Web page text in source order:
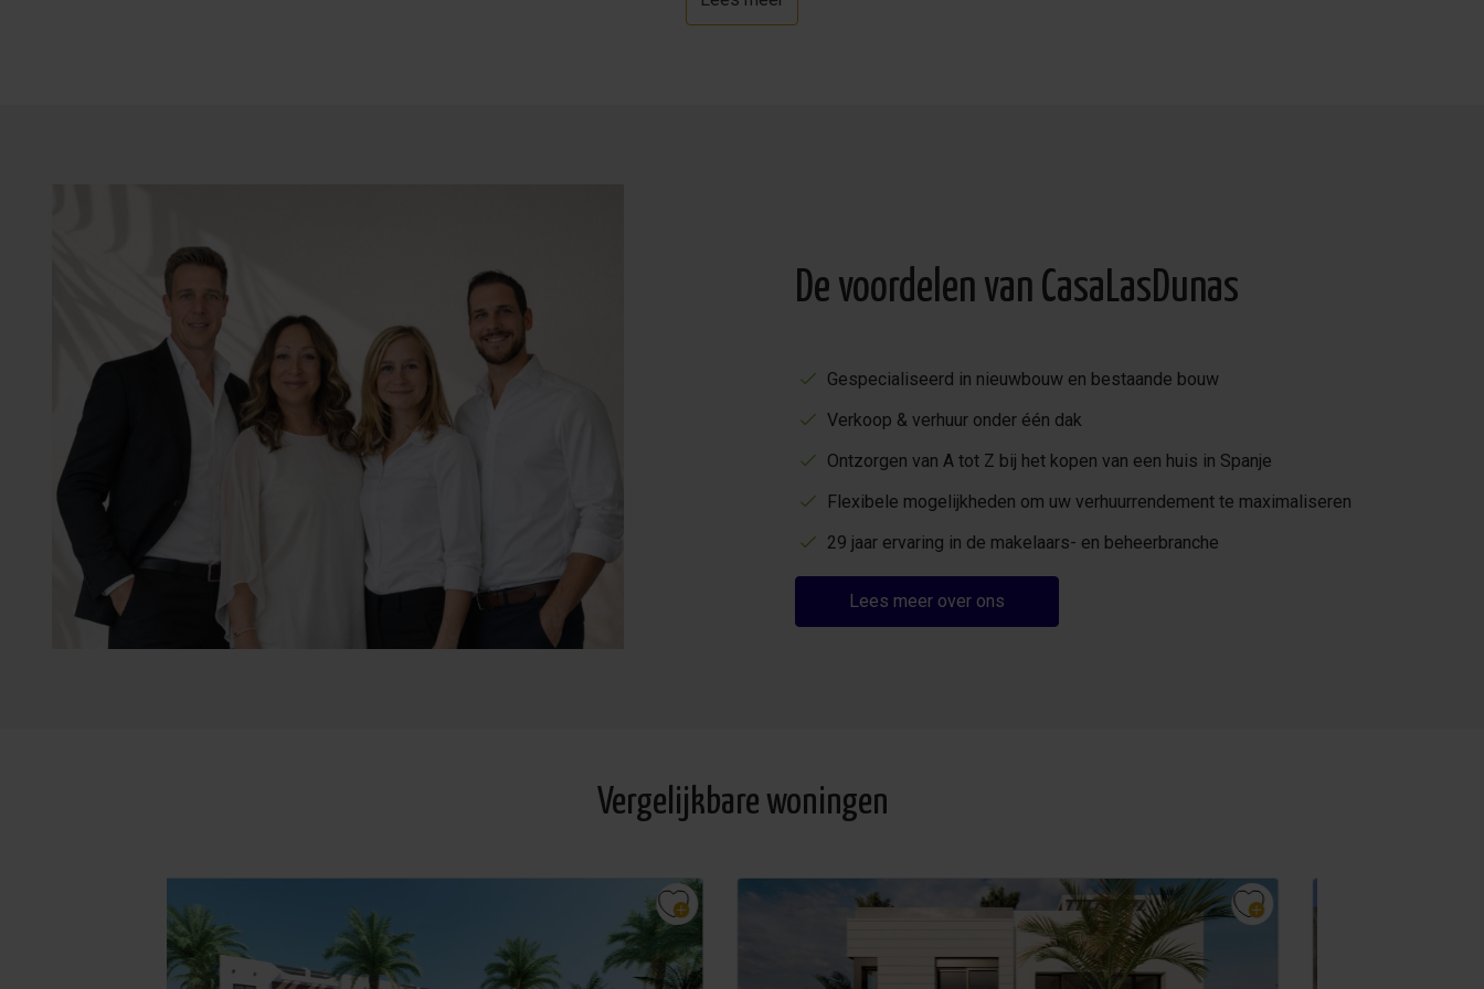
De voordelen van CasaLasDunas
Gespecialiseerd in nieuwbouw en bestaande bouw
Verkoop & verhuur onder één dak
Ontzorgen van A tot Z bij het kopen van een huis in Spanje
Flexibele mogelijkheden om uw verhuurrendement te maximaliseren
29 jaar ervaring in de makelaars- en beheerbranche
Lees meer over ons
Vergelijkbare woningen
Toeristische verhuurlicentie